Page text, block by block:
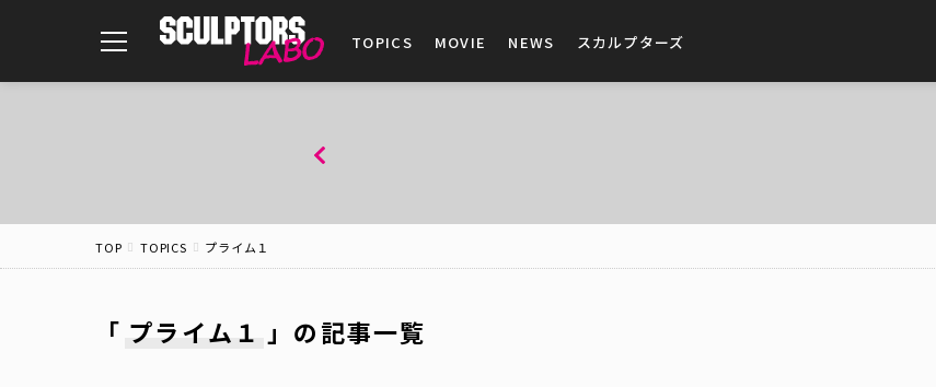
toggle
navigation
TOPICS MOVIE NEWS スカルプターズ
TOP TOPICS プライム１
「 プライム１ 」 の記事一覧